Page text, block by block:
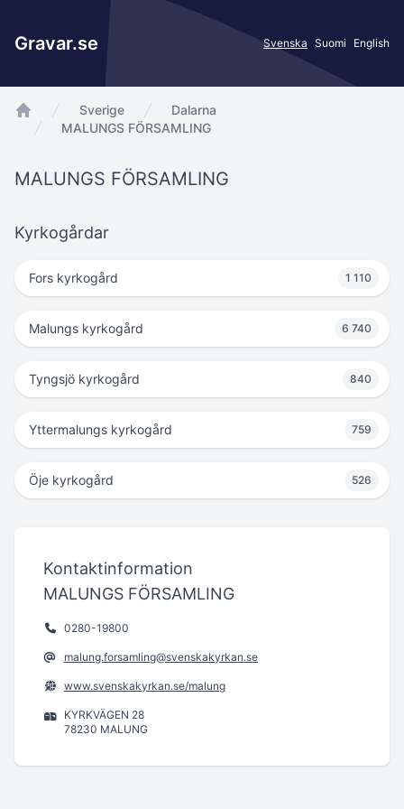
Gravar.se Svenska Suomi English
app.Start
Sverige
Dalarna
MALUNGS FÖRSAMLING
MALUNGS FÖRSAMLING
Kyrkogårdar
Fors kyrkogård 1 110
Malungs kyrkogård 6 740
Tyngsjö kyrkogård 840
Yttermalungs kyrkogård 759
Öje kyrkogård 526
Kontaktinformation
MALUNGS FÖRSAMLING
0280-19800
malung.forsamling@svenskakyrkan.se
www.svenskakyrkan.se/malung
KYRKVÄGEN 28
78230 MALUNG